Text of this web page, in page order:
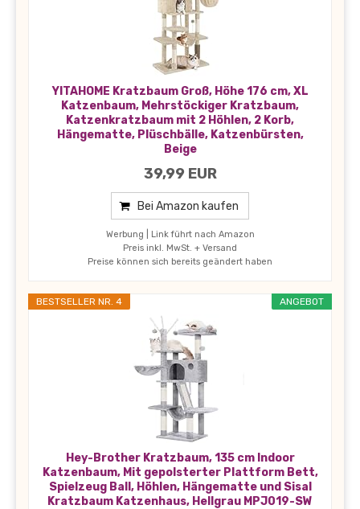
YITAHOME Kratzbaum Groß, Höhe 176 cm, XL
Katzenbaum, Mehrstöckiger Kratzbaum,
Katzenkratzbaum mit 2 Höhlen, 2 Korb,
Hängematte, Plüschbälle, Katzenbürsten,
Beige
39,99 EUR
Bei Amazon kaufen
Werbung | Link führt nach Amazon
Preis inkl. MwSt. + Versand
Preise können sich bereits geändert haben
ANGEBOT
BESTSELLER NR. 4
Hey-Brother Kratzbaum, 135 cm Indoor
Katzenbaum, Mit gepolsterter Plattform Bett,
Spielzeug Ball, Höhlen, Hängematte und Sisal
Kratzbaum Katzenhaus, Hellgrau MPJ019-SW